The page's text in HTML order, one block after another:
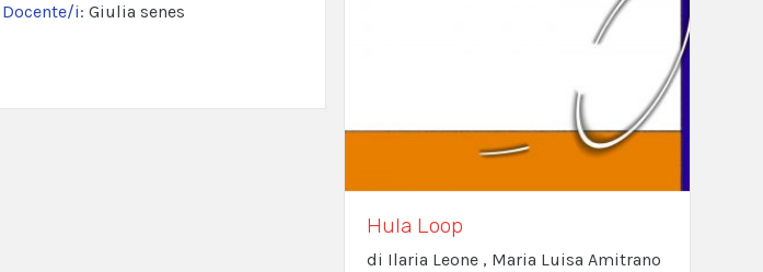
Docente/i: Giulia senes
Hula Loop
di Ilaria Leone , Maria Luisa Amitrano